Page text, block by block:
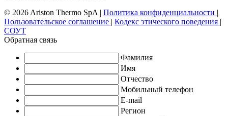
© 2026 Ariston Thermo SpA | Политика конфиденциальности |
Пользовательское соглашение | Кодекс этического поведения |
СОУТ
Обратная связь
Фамилия
Имя
Отчество
Мобильный телефон
E-mail
Регион